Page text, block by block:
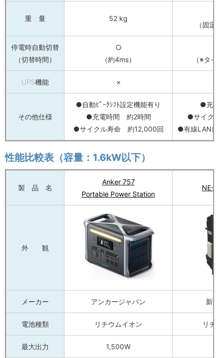
重 量 52 kg
（固
停電時自動切替
（切替時間）
○
（約4ms）
（※タ
UPS機能 ×
その他仕様
●自動ﾋﾟｰｸｼﾌﾄ設定機能有り
●充電時間 約2時間
●サイクル寿命 約12,000回
●充
●サイク
●有線LANに
性能比較表（容量：1.6kW以下）
製 品 名
Anker 757
Portable Power Station
NE-
外 観
メーカー アンカージャパン 新
電池種類 リチウムイオン リチ
最大出力 1,500W